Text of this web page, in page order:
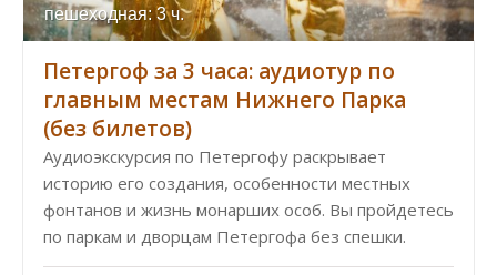
пешеходная: 3 ч.
Петергоф за 3 часа: аудиотур по
главным местам Нижнего Парка
(без билетов)
Аудиоэкскурсия по Петергофу раскрывает
историю его создания, особенности местных
фонтанов и жизнь монарших особ. Вы пройдетесь
по паркам и дворцам Петергофа без спешки.